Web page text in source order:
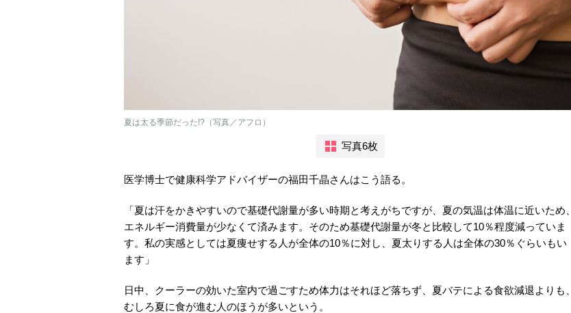
夏は太る季節だった!?（写真／アフロ）
写真6枚
医学博士で健康科学アドバイザーの福田千晶さんはこう語る。
「夏は汗をかきやすいので基礎代謝量が多い時期と考えがちですが、夏の気温は体温に近いため、
エネルギー消費量が少なくて済みます。そのため基礎代謝量が冬と比較して10％程度減っていま
す。私の実感としては夏痩せする人が全体の10％に対し、夏太りする人は全体の30％ぐらいもい
ます」
日中、クーラーの効いた室内で過ごすため体力はそれほど落ちず、夏バテによる食欲減退よりも、
むしろ夏に食が進む人のほうが多いという。